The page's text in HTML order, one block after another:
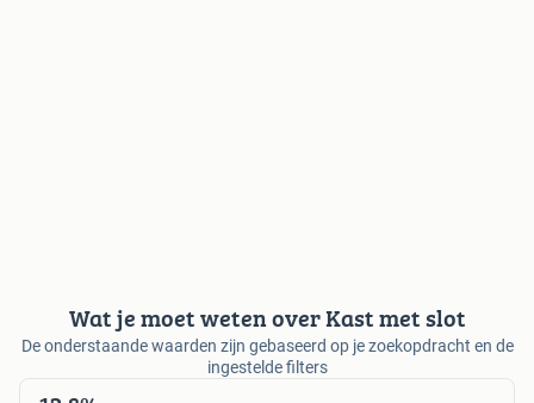
Wat je moet weten over Kast met slot
De onderstaande waarden zijn gebaseerd op je zoekopdracht en de
ingestelde filters